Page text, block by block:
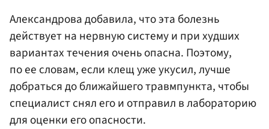
Александрова добавила, что эта болезнь
действует на нервную систему и при худших
вариантах течения очень опасна. Поэтому,
по ее словам, если клещ уже укусил, лучше
добраться до ближайшего травмпункта, чтобы
специалист снял его и отправил в лабораторию
для оценки его опасности.